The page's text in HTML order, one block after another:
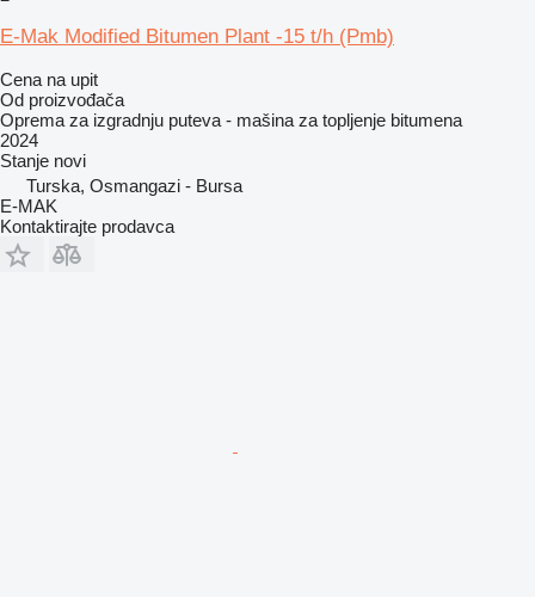
E-Mak Modified Bitumen Plant -15 t/h (Pmb)
Cena na upit
Od proizvođača
Oprema za izgradnju puteva - mašina za topljenje bitumena
2024
Stanje novi
Turska, Osmangazi - Bursa
E-MAK
Kontaktirajte prodavca